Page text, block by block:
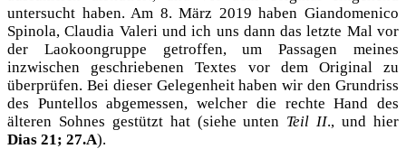
untersucht haben. Am 8. März 2019 haben Giandomenico
Spinola, Claudia Valeri und ich uns dann das letzte Mal vor
der Laokoongruppe getroffen, um Passagen meines
inzwischen geschriebenen Textes vor dem Original zu
überprüfen. Bei dieser Gelegenheit haben wir den Grundriss
des Puntellos abgemessen, welcher die rechte Hand des
älteren Sohnes gestützt hat (siehe unten Teil II., und hier
Dias 21; 27.A).